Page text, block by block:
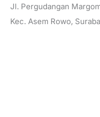
Jl. Pergudangan
Kec. Asem Rowo,